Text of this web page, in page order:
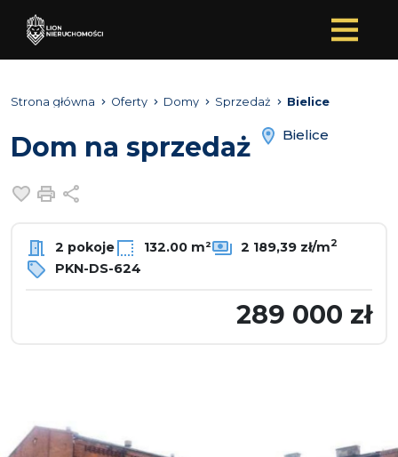
Strona główna Oferty Domy Sprzedaż Bielice
Dom na sprzedaż Bielice
Dodaj do ulubionych
Drukuj
2 pokoje 132.00 m² 2 189,39 zł/m2
PKN-DS-624
289 000 zł